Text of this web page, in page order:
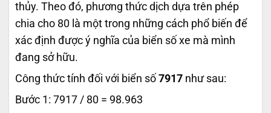
thủy. Theo đó, phương thức dịch dựa trên phép
chia cho 80 là một trong những cách phổ biến để
xác định được ý nghĩa của biển số xe mà mình
đang sở hữu.
Công thức tính đối với biển số 7917 như sau:
Bước 1: 7917 / 80 = 98.963